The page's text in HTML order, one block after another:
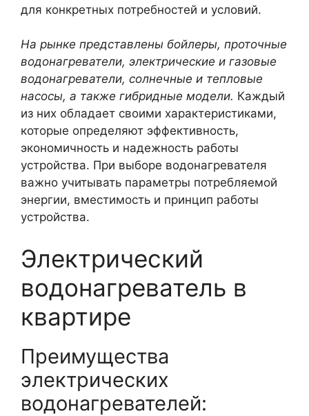
для конкретных потребностей и условий.
На рынке представлены бойлеры, проточные
водонагреватели, электрические и газовые
водонагреватели, солнечные и тепловые
насосы, а также гибридные модели. Каждый
из них обладает своими характеристиками,
которые определяют эффективность,
экономичность и надежность работы
устройства. При выборе водонагревателя
важно учитывать параметры потребляемой
энергии, вместимость и принцип работы
устройства.
Электрический
водонагреватель в
квартире
Преимущества
электрических
водонагревателей: